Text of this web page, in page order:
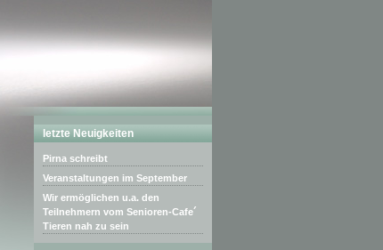
letzte Neuigkeiten
Pirna schreibt
Veranstaltungen im September
Wir ermöglichen u.a. den
Teilnehmern vom Senioren-Cafe´
Tieren nah zu sein